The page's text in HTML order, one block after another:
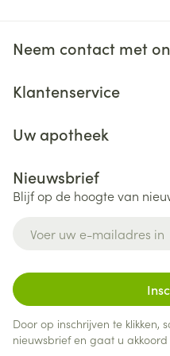
Tijdelijk of blijvend
Ontsteking van de
het bloed
Uitgebreide huiduitslag
huiduitslag met talrijke
Direct na een volledige
Neem contact met
Klantenservice
Uw apotheek
Nieuwsbrief
Blijf op de hoogte van
Door op inschrijven te klikken,
nieuwsbrief en gaat u